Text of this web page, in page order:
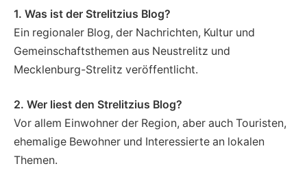
1. Was ist der Strelitzius Blog?
Ein regionaler Blog, der Nachrichten, Kultur und
Gemeinschaftsthemen aus Neustrelitz und
Mecklenburg-Strelitz veröffentlicht.
2. Wer liest den Strelitzius Blog?
Vor allem Einwohner der Region, aber auch Touristen,
ehemalige Bewohner und Interessierte an lokalen
Themen.